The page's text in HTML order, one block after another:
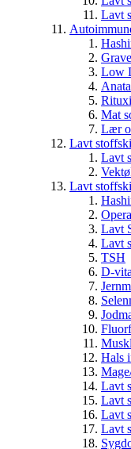
Lavt
Low
Mat
Lær
Lavt
Lavt
Lavt
Lavt
Lavt
TSH
D-
Hals
Lavt
Lavt
Lavt
Lavt